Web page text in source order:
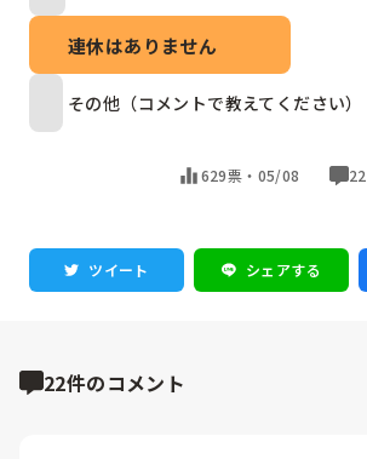
連休はありません
その他（コメントで教えてください）
629票・ 05/08 22
ツイート シェアする
22件のコメント